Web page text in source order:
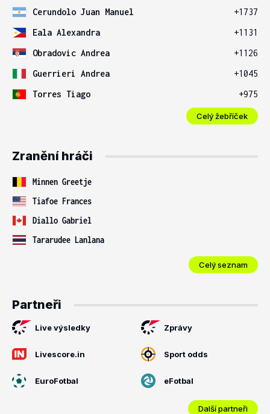
Cerundolo Juan Manuel
+1737
Eala Alexandra
+1131
Obradovic Andrea
+1126
Guerrieri Andrea
+1045
Torres Tiago
+975
Celý žebříček
Zranění hráči
Minnen Greetje
Tiafoe Frances
Diallo Gabriel
Tararudee Lanlana
Celý seznam
Partneři
Live výsledky Zprávy
Livescore.in Sport odds
EuroFotbal eFotbal
Další partneři